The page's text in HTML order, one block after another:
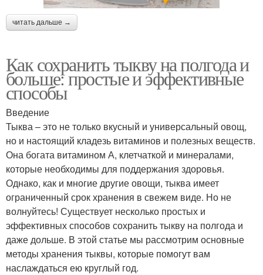
читать дальше →
Как сохранить тыкву на полгода и
больше: простые и эффективные
способы
Введение
Тыква – это не только вкусный и универсальный овощ,
но и настоящий кладезь витаминов и полезных веществ.
Она богата витамином А, клетчаткой и минералами,
которые необходимы для поддержания здоровья.
Однако, как и многие другие овощи, тыква имеет
ограниченный срок хранения в свежем виде. Но не
волнуйтесь! Существует несколько простых и
эффективных способов сохранить тыкву на полгода и
даже дольше. В этой статье мы рассмотрим основные
методы хранения тыквы, которые помогут вам
наслаждаться ею круглый год.